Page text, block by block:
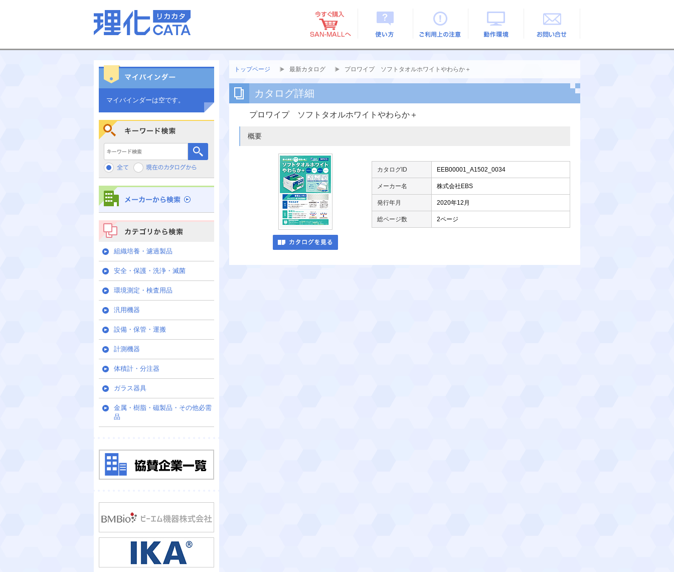
トップページ 最新カタログ プロワイプ ソフトタオルホワイトやわらか＋
カタログ詳細
プロワイプ ソフトタオルホワイトやわらか＋
概要
カタログID EEB00001_A1502_0034
メーカー名 株式会社EBS
発行年月 2020年12月
総ページ数 2ページ
マイバインダーは空です。
キーワード検索
カテゴリから検索
組織培養・濾過製品
安全・保護・洗浄・滅菌
環境測定・検査用品
汎用機器
設備・保管・運搬
計測機器
体積計・分注器
ガラス器具
金属・樹脂・磁製品・その他必需
品